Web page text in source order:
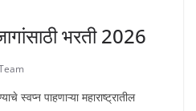
भरती 2026
स्वप्न पाहणाऱ्या महाराष्ट्रातील